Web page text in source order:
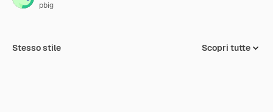
pbig
Stesso stile Scopri tutte